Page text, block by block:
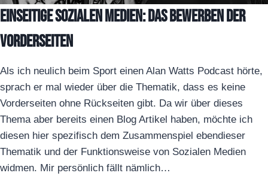
Einseitige Sozialen Medien: Das Bewerben der
Vorderseiten
Als ich neulich beim Sport einen Alan Watts Podcast hörte,
sprach er mal wieder über die Thematik, dass es keine
Vorderseiten ohne Rückseiten gibt. Da wir über dieses
Thema aber bereits einen Blog Artikel haben, möchte ich
diesen hier spezifisch dem Zusammenspiel ebendieser
Thematik und der Funktionsweise von Sozialen Medien
widmen. Mir persönlich fällt nämlich…